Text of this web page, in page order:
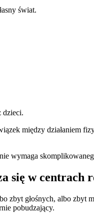
świat.
dzieci.
między działaniem
wymaga
się w centrach
głośnych, albo zbyt
pobudzający.